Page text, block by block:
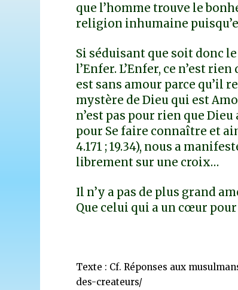
que l’homme trouve le
religion inhumaine
Si séduisant que soit donc
l’Enfer. L’Enfer, ce n’est
est sans amour parce qu’il
mystère de Dieu qui est
n’est pas pour rien que
pour Se faire connaître et
4.171 ; 19.34), nous a
librement sur une croix…
Il n’y a pas de plus grand
Que celui qui a un cœur
Texte : Cf. Réponses aux
des-createurs/